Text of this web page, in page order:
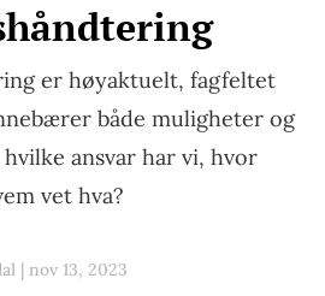
er høyaktuelt, fagfeltet
både muligheter og
ansvar har vi, hvor
vet hva?
| nov 13, 2023